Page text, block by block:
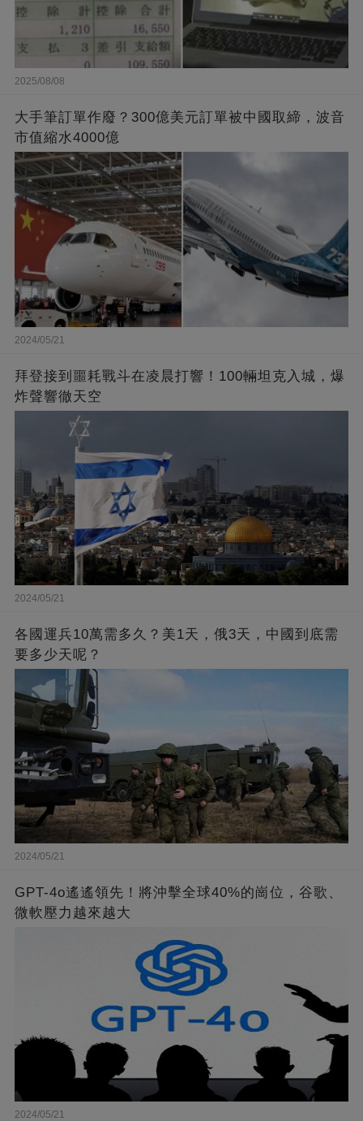
2025/08/08
大手筆訂單作廢？300億美元訂單被中國取締，波音
市值縮水4000億
2024/05/21
拜登接到噩耗戰斗在凌晨打響！100輛坦克入城，爆
炸聲響徹天空
2024/05/21
各國運兵10萬需多久？美1天，俄3天，中國到底需
要多少天呢？
2024/05/21
GPT-4o遙遙領先！將沖擊全球40%的崗位，谷歌、
微軟壓力越來越大
2024/05/21